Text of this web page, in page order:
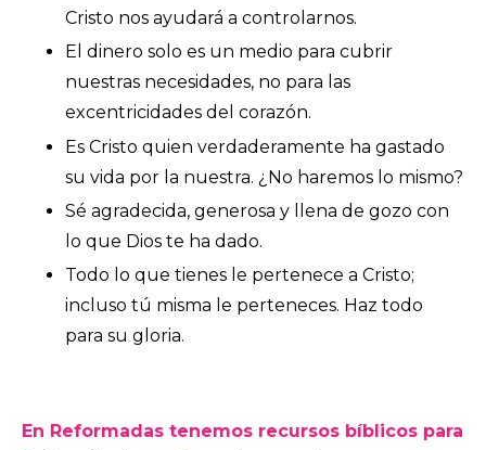
Cristo nos ayudará a controlarnos.
El dinero solo es un medio para cubrir
nuestras necesidades, no para las
excentricidades del corazón.
Es Cristo quien verdaderamente ha gastado
su vida por la nuestra. ¿No haremos lo mismo?
Sé agradecida, generosa y llena de gozo con
lo que Dios te ha dado.
Todo lo que tienes le pertenece a Cristo;
incluso tú misma le perteneces. Haz todo
para su gloria.
En Reformadas tenemos recursos bíblicos para